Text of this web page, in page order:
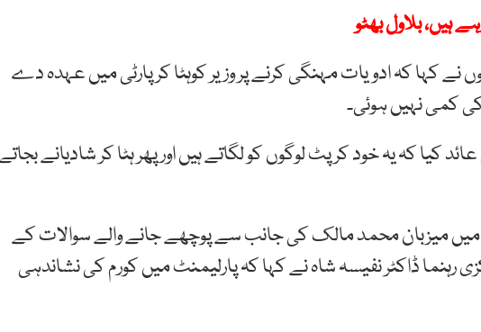
ہیں، بلاول بھٹو
نے کہا کہ ادویات مہنگی کرنے پر وزیر کوہٹا کر پارٹی میں عہدہ دے
کمی نہیں ہوئی۔
کیا کہ یہ خود کرپٹ لوگوں کو لگاتے ہیں اور پھر ہٹا کر شادیانے
میں میزبان محمد مالک کی جانب سے پوچھے جانے والے سوالات کے
ڈاکٹر نفیسہ شاہ نے کہا کہ پارلیمنٹ میں کورم کی نشاندہی